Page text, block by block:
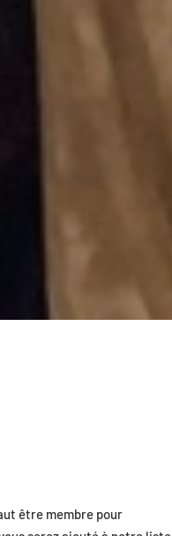
être membre pour